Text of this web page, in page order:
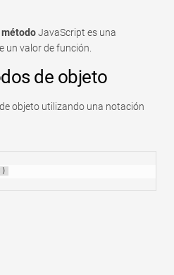
métodoJavaScript es una
un valor de función.
de objeto
objeto utilizando una notación